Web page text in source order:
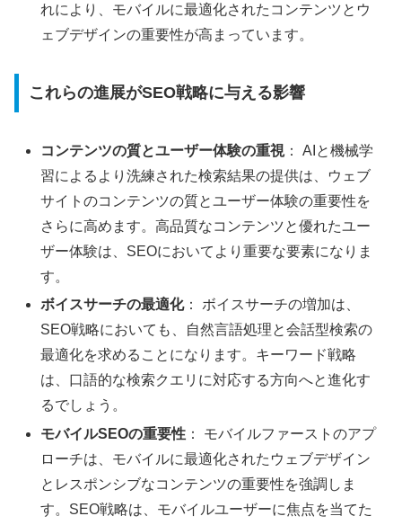
れにより、モバイルに最適化されたコンテンツとウ
ェブデザインの重要性が高まっています。
これらの進展がSEO戦略に与える影響
コンテンツの質とユーザー体験の重視： AIと機械学
習によるより洗練された検索結果の提供は、ウェブ
サイトのコンテンツの質とユーザー体験の重要性を
さらに高めます。高品質なコンテンツと優れたユー
ザー体験は、SEOにおいてより重要な要素になりま
す。
ボイスサーチの最適化： ボイスサーチの増加は、
SEO戦略においても、自然言語処理と会話型検索の
最適化を求めることになります。キーワード戦略
は、口語的な検索クエリに対応する方向へと進化す
るでしょう。
モバイルSEOの重要性 ： モバイルファーストのアプ
ローチは、モバイルに最適化されたウェブデザイン
とレスポンシブなコンテンツの重要性を強調しま
す。SEO戦略は、モバイルユーザーに焦点を当てた